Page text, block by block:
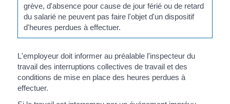
grève, d'absence pour cause de jour férié ou de retard
du salarié ne peuvent pas faire l'objet d'un dispositif
d'heures perdues à effectuer.
L'employeur doit informer au préalable l'inspecteur du
travail des interruptions collectives de travail et des
conditions de mise en place des heures perdues à
effectuer.